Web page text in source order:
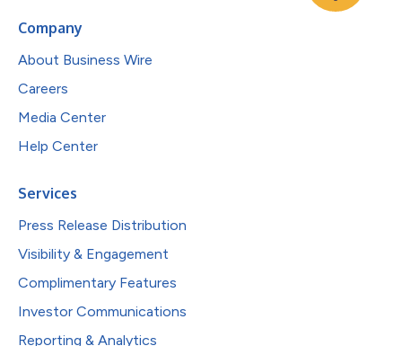
Company
About Business Wire
Careers
Media Center
Help Center
Services
Press Release Distribution
Visibility & Engagement
Complimentary Features
Investor Communications
Reporting & Analytics